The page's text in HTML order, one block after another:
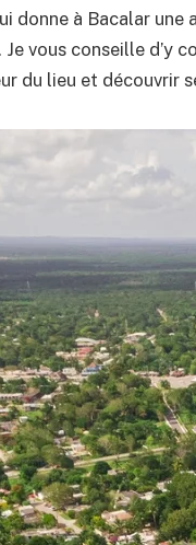
donne à Bacalar
vous conseille d’y
du lieu et découvrir